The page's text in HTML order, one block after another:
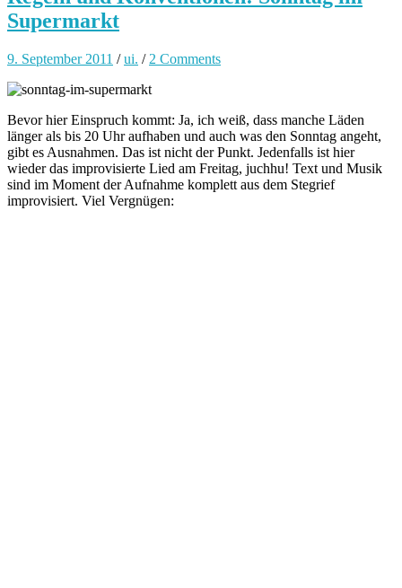
Supermarkt
9. September 2011 /ui. / 2 Comments
Bevor hier Einspruch kommt: Ja, ich weiß, dass manche Läden
länger als bis 20 Uhr aufhaben und auch was den Sonntag angeht,
gibt es Ausnahmen. Das ist nicht der Punkt. Jedenfalls ist hier
wieder das improvisierte Lied am Freitag, juchhu! Text und Musik
sind im Moment der Aufnahme komplett aus dem Stegrief
improvisiert. Viel Vergnügen: